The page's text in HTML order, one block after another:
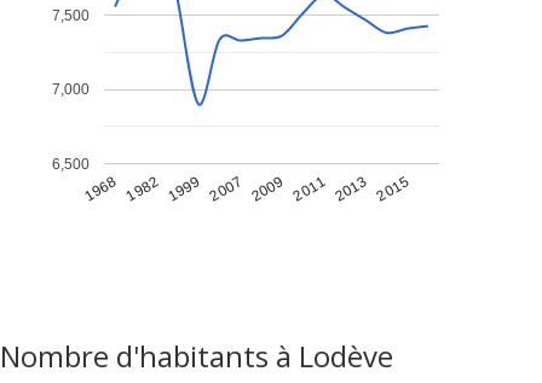
1968 1982 1999 2007 2009 2011 2013 2015
6,500
7,000
7,500
Nombre d'habitants à Lodève